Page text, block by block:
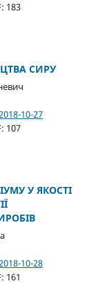
183
СИРУ
10-27
107
У ЯКОСТІ
10-28
161